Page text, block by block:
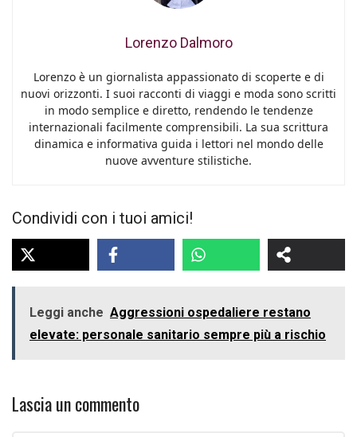
Lorenzo Dalmoro
Lorenzo è un giornalista appassionato di scoperte e di
nuovi orizzonti. I suoi racconti di viaggi e moda sono scritti
in modo semplice e diretto, rendendo le tendenze
internazionali facilmente comprensibili. La sua scrittura
dinamica e informativa guida i lettori nel mondo delle
nuove avventure stilistiche.
Condividi con i tuoi amici!
Leggi anche Aggressioni ospedaliere restano
elevate: personale sanitario sempre più a rischio
Lascia un commento